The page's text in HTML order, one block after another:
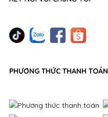
PHƯƠNG THỨC THANH TOÁN